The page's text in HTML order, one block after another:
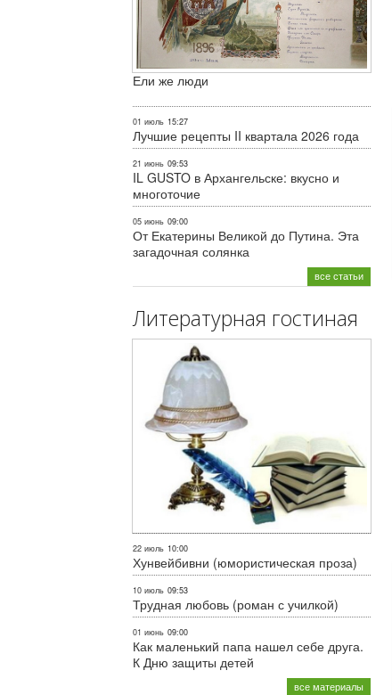
Ели же люди
01 июль 15:27
Лучшие рецепты II квартала 2026 года
21 июнь 09:53
IL GUSTO в Архангельске: вкусно и
многоточие
05 июнь 09:00
От Екатерины Великой до Путина. Эта
загадочная солянка
все статьи
Литературная гостиная
22 июль 10:00
Хунвейбивни (юмористическая проза)
10 июль 09:53
Трудная любовь (роман с училкой)
01 июнь 09:00
Как маленький папа нашел себе друга.
К Дню защиты детей
все материалы